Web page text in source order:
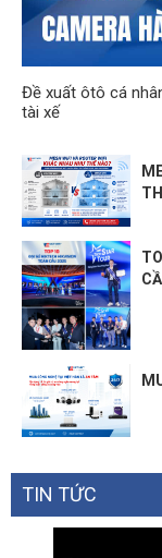
Đề xuất ôtô cá
tài xế
TIN TỨC